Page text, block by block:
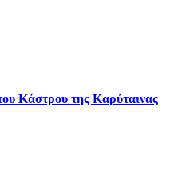
Κάστρου της Καρύταινας